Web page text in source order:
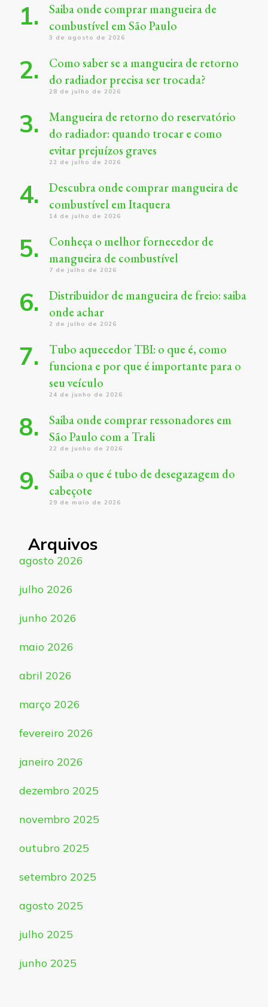
Saiba onde comprar mangueira de
combustível em São Paulo
3 de agosto de 2026
Como saber se a mangueira de retorno
do radiador precisa ser trocada?
28 de julho de 2026
Mangueira de retorno do reservatório
do radiador: quando trocar e como
evitar prejuízos graves
22 de julho de 2026
Descubra onde comprar mangueira de
combustível em Itaquera
14 de julho de 2026
Conheça o melhor fornecedor de
mangueira de combustível
7 de julho de 2026
Distribuidor de mangueira de freio: saiba
onde achar
2 de julho de 2026
Tubo aquecedor TBI: o que é, como
funciona e por que é importante para o
seu veículo
24 de junho de 2026
Saiba onde comprar ressonadores em
São Paulo com a Trali
22 de junho de 2026
Saiba o que é tubo de desegazagem do
cabeçote
29 de maio de 2026
Arquivos
agosto 2026
julho 2026
junho 2026
maio 2026
abril 2026
março 2026
fevereiro 2026
janeiro 2026
dezembro 2025
novembro 2025
outubro 2025
setembro 2025
agosto 2025
julho 2025
junho 2025